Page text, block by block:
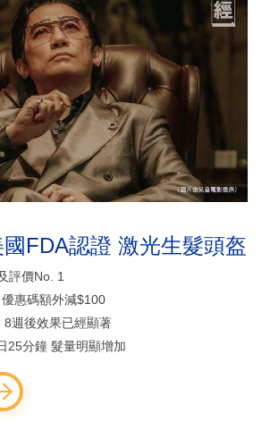
FDA認證 激光生髮頭盔
評價No. 1
惠碼額外減$100
週後效果已經顯著
25分鐘 髮量明顯增加